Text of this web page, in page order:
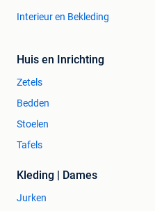
Interieur en Bekleding
Huis en Inrichting
Zetels
Bedden
Stoelen
Tafels
Kleding | Dames
Jurken